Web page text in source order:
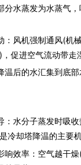
水蒸发为水蒸气，
风机强制通风(机
促进空气流动带走
后的水汇集到底部
水分子蒸发时吸收
冷却塔降温的主要机
效率‌：空气越干燥(